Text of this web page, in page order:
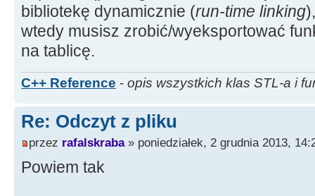
bibliotekę dynamicznie (run-time linking
wtedy musisz zrobić/wyeksportować
na tablicę.
C++ Reference - opis wszystkich klas STL-a i
Re: Odczyt z pliku
przez rafalskraba» poniedziałek, 2 grudnia 2013,
Powiem tak